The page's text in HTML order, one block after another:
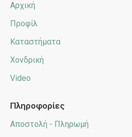
Αρχική
Προφίλ
Καταστήματα
Χονδρική
Video
Πληροφορίες
Αποστολή - Πληρωμή